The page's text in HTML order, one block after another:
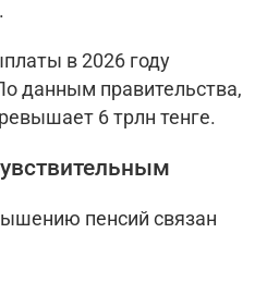
в 2026 году
данным правительства,
6 трлн тенге.
пенсий связан